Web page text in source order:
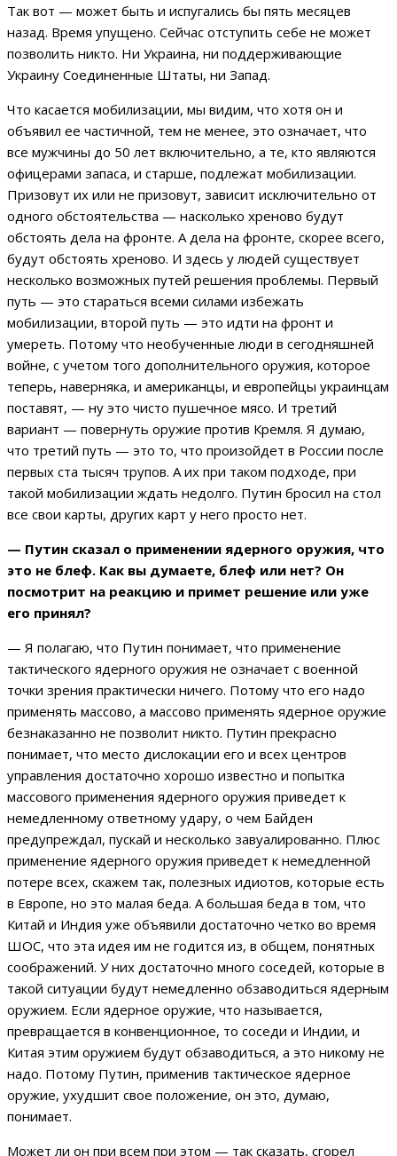
Так вот — может быть и испугались бы пять месяцев
назад. Время упущено. Сейчас отступить себе не может
позволить никто. Ни Украина, ни поддерживающие
Украину Соединенные Штаты, ни Запад.
Что касается мобилизации, мы видим, что хотя он и
объявил ее частичной, тем не менее, это означает, что
все мужчины до 50 лет включительно, а те, кто являются
офицерами запаса, и старше, подлежат мобилизации.
Призовут их или не призовут, зависит исключительно от
одного обстоятельства — насколько хреново будут
обстоять дела на фронте. А дела на фронте, скорее всего,
будут обстоять хреново. И здесь у людей существует
несколько возможных путей решения проблемы. Первый
путь — это стараться всеми силами избежать
мобилизации, второй путь — это идти на фронт и
умереть. Потому что необученные люди в сегодняшней
войне, с учетом того дополнительного оружия, которое
теперь, наверняка, и американцы, и европейцы украинцам
поставят, — ну это чисто пушечное мясо. И третий
вариант — повернуть оружие против Кремля. Я думаю,
что третий путь — это то, что произойдет в России после
первых ста тысяч трупов. А их при таком подходе, при
такой мобилизации ждать недолго. Путин бросил на стол
все свои карты, других карт у него просто нет.
— Путин сказал о применении ядерного оружия, что
это не блеф. Как вы думаете, блеф или нет? Он
посмотрит на реакцию и примет решение или уже
его принял?
— Я полагаю, что Путин понимает, что применение
тактического ядерного оружия не означает с военной
точки зрения практически ничего. Потому что его надо
применять массово, а массово применять ядерное оружие
безнаказанно не позволит никто. Путин прекрасно
понимает, что место дислокации его и всех центров
управления достаточно хорошо известно и попытка
массового применения ядерного оружия приведет к
немедленному ответному удару, о чем Байден
предупреждал, пускай и несколько завуалированно. Плюс
применение ядерного оружия приведет к немедленной
потере всех, скажем так, полезных идиотов, которые есть
в Европе, но это малая беда. А большая беда в том, что
Китай и Индия уже объявили достаточно четко во время
ШОС, что эта идея им не годится из, в общем, понятных
соображений. У них достаточно много соседей, которые в
такой ситуации будут немедленно обзаводиться ядерным
оружием. Если ядерное оружие, что называется,
превращается в конвенционное, то соседи и Индии, и
Китая этим оружием будут обзаводиться, а это никому не
надо. Потому Путин, применив тактическое ядерное
оружие, ухудшит свое положение, он это, думаю,
понимает.
Может ли он при всем при этом — так сказать, сгорел